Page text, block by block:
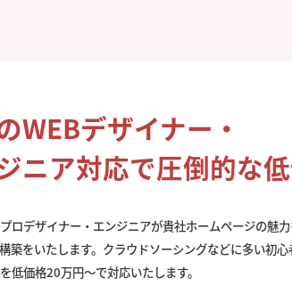
WEBデザイナー・
ニア対応で圧倒的な
ロデザイナー・エンジニアが貴社ホームページの魅
築をいたします。クラウドソーシングなどに多い初
低価格20万円〜で対応いたします。